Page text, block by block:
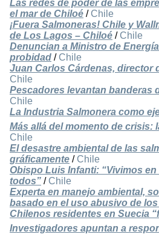
Las redes de poder de las
el mar de Chiloé / Chile
¡Fuera Salmoneras! Chile y
de Los Lagos – Chiloé / Chile
Denuncian a Ministro de
probidad / Chile
Juan Carlos Cárdenas, director
Chile
Pescadores levantan banderas
Chile
La Industria Salmonera como
Más allá del momento de
Chile
El desastre ambiental de las
gráficamente / Chile
Obispo Luis Infanti: “Vivimos
todos” / Chile
Experta en manejo ambiental,
basado en el uso abusivo de
Chilenos residentes en Suecia
Investigadores apuntan a